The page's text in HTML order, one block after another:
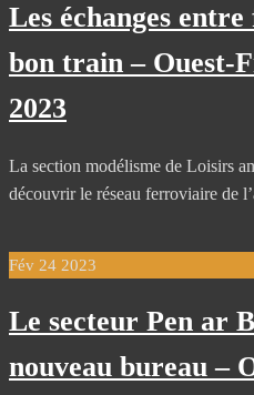
Les échanges
bon train – Ouest-
2023
La section modélisme de Loisirs
découvrir le réseau ferroviaire de
Fév 24 2023
Le secteur Pen ar
nouveau bureau –